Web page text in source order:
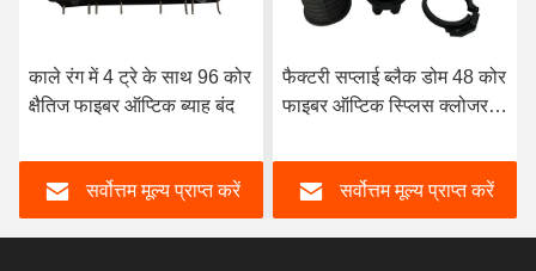
काले रंग में 4 ट्रे के साथ 96 कोर
क्षैतिज फाइबर ऑप्टिक ब्याह बंद
सर्वोत्तम मूल्य प्राप्त करें
फैक्टरी सप्लाई ब्लैक डोम 48 कोर
फाइबर ऑप्टिक स्प्लिस क्लोजर
सर्वोत्तम मूल्य प्राप्त करें